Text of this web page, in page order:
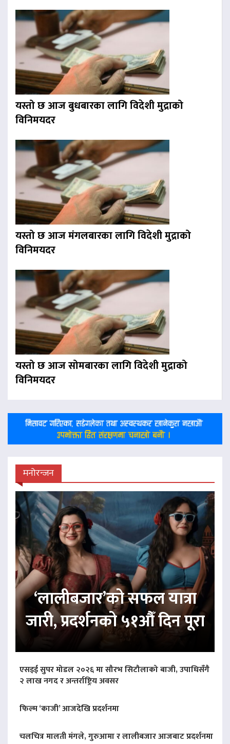
यस्तो छ आज बुधबारका लागि विदेशी मुद्राको
विनिमयदर
यस्तो छ आज मंगलबारका लागि विदेशी मुद्राको
विनिमयदर
यस्तो छ आज सोमबारका लागि विदेशी मुद्राको
विनिमयदर
मनोरन्जन
‘लालीबजार’को सफल यात्रा
जारी, प्रदर्शनको ५१औँ दिन पूरा
एसइई सुपर मोडल २०२६ मा सौरभ सिटौलाको बाजी, उपाधिसँगै
२ लाख नगद र अन्तर्राष्ट्रिय अवसर
फिल्म ‘काजी’ आजदेखि प्रदर्शनमा
चलचित्र मालती मंगले, गुरुआमा र लालीबजार आजबाट प्रदर्शनमा